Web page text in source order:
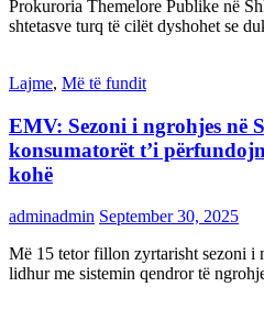
Prokuroria Themelore Publike në
shtetasve turq të cilët dyshohet se
Lajme, Më të fundit
EMV: Sezoni i ngrohjes në
konsumatorët t’i
kohë
adminadmin September 30, 2025
Më 15 tetor fillon zyrtarisht sezoni i
lidhur me sistemin qendror të